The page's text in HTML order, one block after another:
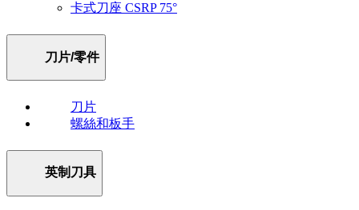
卡式刀座 CSRP 75°
刀片/零件
刀片
螺絲和板手
英制刀具